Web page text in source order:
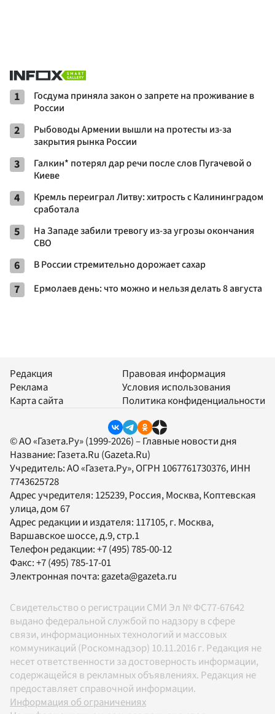
1
Госдума приняла закон о запрете на проживание в
России
2
Рыбоводы Армении вышли на протесты из-за
закрытия рынка России
3
Галкин* потерял дар речи после слов Пугачевой о
Киеве
4
Кремль переиграл Литву: хитрость с Калининградом
сработала
5
На Западе забили тревогу из-за угрозы окончания
СВО
6 В России стремительно дорожает сахар
7 Ермолаев день: что можно и нельзя делать 8 августа
Редакция
Реклама
Карта сайта
Правовая информация
Условия использования
Политика конфиденциальности
© АО «Газета.Ру» (1999-2026) – Главные новости дня
Название: Газета.Ru (Gazeta.Ru)
Учредитель:АО «Газета.Ру», ОГРН 1067761730376, ИНН
7743625728
Адрес учредителя: 125239, Россия, Москва, Коптевская
улица, дом 67
Адрес редакции и издателя: 117105, г. Москва,
Варшавское шоссе, д.9, стр.1
Телефон редакции:+7 (495) 785-00-12
Факс:+7 (495) 785-17-01
Электронная почта:gazeta@gazeta.ru
Свидетельство о регистрации СМИ Эл № ФС77-67642
выдано федеральной службой по надзору в сфере
связи, информационных технологий и массовых
коммуникаций (Роскомнадзор) 10.11.2016 г. Редакция не
несет ответственности за достоверность информации,
содержащейся в рекламных объявлениях. Редакция не
предоставляет справочной информации.
Информация об ограничениях